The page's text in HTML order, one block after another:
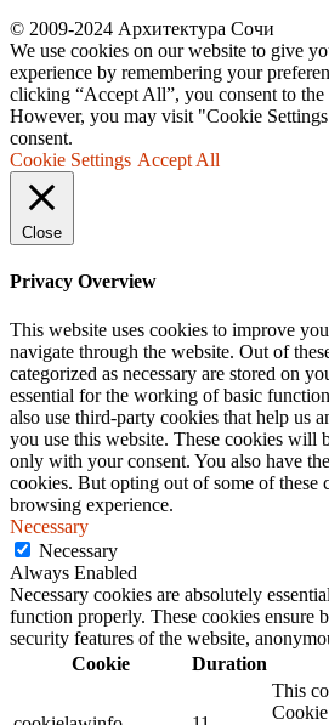
© 2009-2024 Архитектура Сочи
We use cookies on our website to give
experience by remembering your
clicking “Accept All”, you consent to
However, you may visit "Cookie
consent.
Cookie Settings Accept All
Close
Privacy Overview
This website uses cookies to improve
navigate through the website. Out of
categorized as necessary are stored on
essential for the working of basic
also use third-party cookies that help us
you use this website. These cookies will
only with your consent. You also have
cookies. But opting out of some of these
browsing experience.
Necessary
Necessary
Always Enabled
Necessary cookies are absolutely
function properly. These cookies ensure
security features of the website,
Cookie
Duration
This